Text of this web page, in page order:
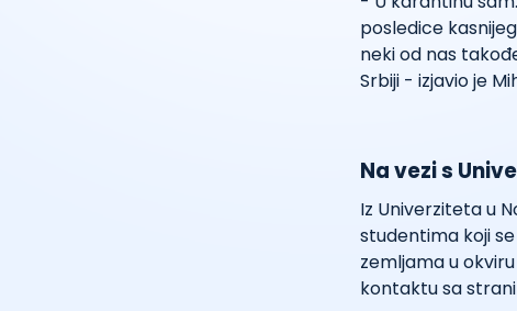
posledice
neki od nas
Srbiji - izjavio je
Na vezi s
Iz Univerziteta u
studentima koji
zemljama u
kontaktu sa